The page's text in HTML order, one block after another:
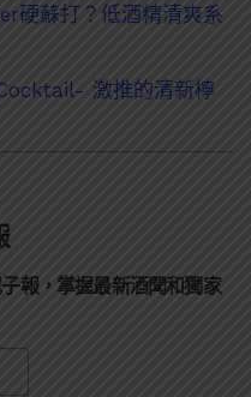
硬蘇打？低酒精清爽系
激推的清新檸
報，掌握最新酒聞和獨家